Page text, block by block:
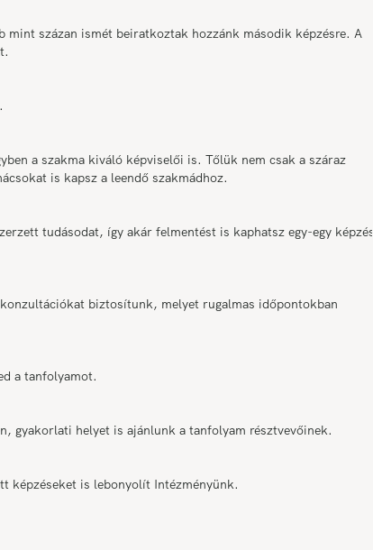
százan ismét beiratkoztak hozzánk második képzésre. A
a szakma kiváló képviselői is. Tőlük nem csak a száraz
is kapsz a leendő szakmádhoz.
tudásodat, így akár felmentést is kaphatsz egy-egy képzési
biztosítunk, melyet rugalmas időpontokban
a tanfolyamot.
gyakorlati helyet is ajánlunk a tanfolyam résztvevőinek.
képzéseket is lebonyolít Intézményünk.